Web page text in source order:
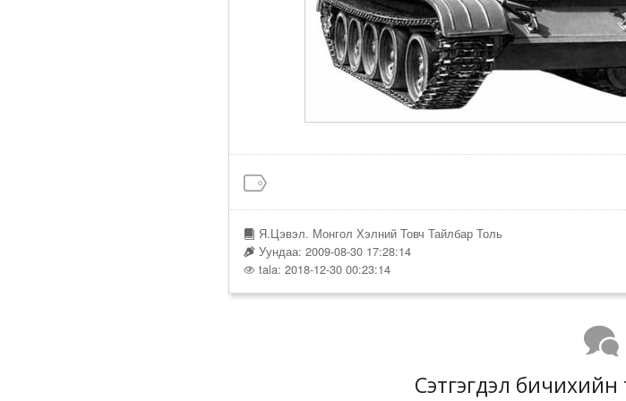
Я.Цэвэл. Монгол Хэлний Товч Тайлбар Толь
Уундаа: 2009-08-30 17:28:14
tala: 2018-12-30 00:23:14
Сэтгэгдэл бичихийн